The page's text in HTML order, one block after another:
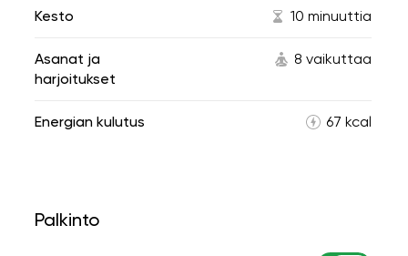
Kesto 10 minuuttia
Asanat ja
harjoitukset
8 vaikuttaa
Energian kulutus 67 kcal
Palkinto